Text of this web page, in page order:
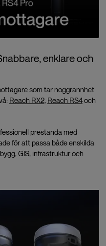
enklare och
som tar noggrannhet
Reach RX2, Reach RS4och
prestanda med
för att passa både enskilda
GIS, infrastruktur och